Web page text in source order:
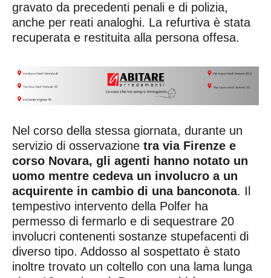
gravato da precedenti penali e di polizia,
anche per reati analoghi. La refurtiva è stata
recuperata e restituita alla persona offesa.
Nel corso della stessa giornata, durante un
servizio di osservazione tra via Firenze e
corso Novara, gli agenti hanno notato un
uomo mentre cedeva un involucro a un
acquirente in cambio di una banconota. Il
tempestivo intervento della Polfer ha
permesso di fermarlo e di sequestrare 20
involucri contenenti sostanze stupefacenti di
diverso tipo. Addosso al sospettato è stato
inoltre trovato un coltello con una lama lunga